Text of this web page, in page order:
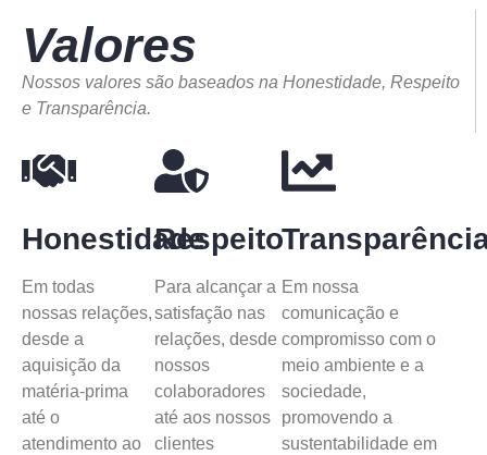
Valores
Nossos valores são baseados na Honestidade, Respeito
e Transparência.
Honestidade
Em todas
nossas relações,
desde a
aquisição da
matéria-prima
até o
atendimento ao
Respeito
Para alcançar a
satisfação nas
relações, desde
nossos
colaboradores
até aos nossos
clientes
Em nossa
comunicação e
compromisso com o
meio ambiente e a
sociedade,
promovendo a
sustentabilidade em